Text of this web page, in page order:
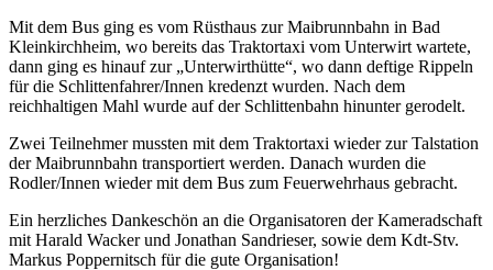
Mit dem Bus ging es vom Rüsthaus zur Maibrunnbahn in Bad
Kleinkirchheim, wo bereits das Traktortaxi vom Unterwirt wartete,
dann ging es hinauf zur „Unterwirthütte“, wo dann deftige Rippeln
für die Schlittenfahrer/Innen kredenzt wurden. Nach dem
reichhaltigen Mahl wurde auf der Schlittenbahn hinunter gerodelt.
Zwei Teilnehmer mussten mit dem Traktortaxi wieder zur Talstation
der Maibrunnbahn transportiert werden. Danach wurden die
Rodler/Innen wieder mit dem Bus zum Feuerwehrhaus gebracht.
Ein herzliches Dankeschön an die Organisatoren der Kameradschaft
mit Harald Wacker und Jonathan Sandrieser, sowie dem Kdt-Stv.
Markus Poppernitsch für die gute Organisation!